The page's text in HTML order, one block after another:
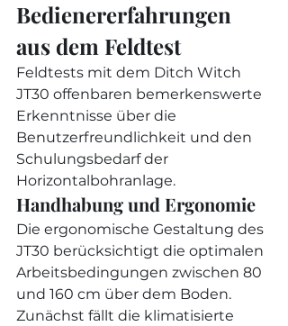
Bedienererfahrungen
aus dem Feldtest
Feldtests mit dem Ditch Witch
JT30 offenbaren bemerkenswerte
Erkenntnisse über die
Benutzerfreundlichkeit und den
Schulungsbedarf der
Horizontalbohranlage.
Handhabung und Ergonomie
Die ergonomische Gestaltung des
JT30 berücksichtigt die optimalen
Arbeitsbedingungen zwischen 80
und 160 cm über dem Boden.
Zunächst fällt die klimatisierte